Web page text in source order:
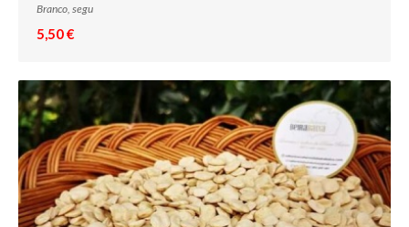
Branco, segu
5,50 €